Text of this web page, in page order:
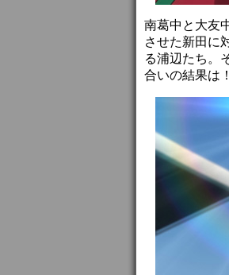
南葛中と大友
させた新田に
る浦辺たち。
合いの結果は